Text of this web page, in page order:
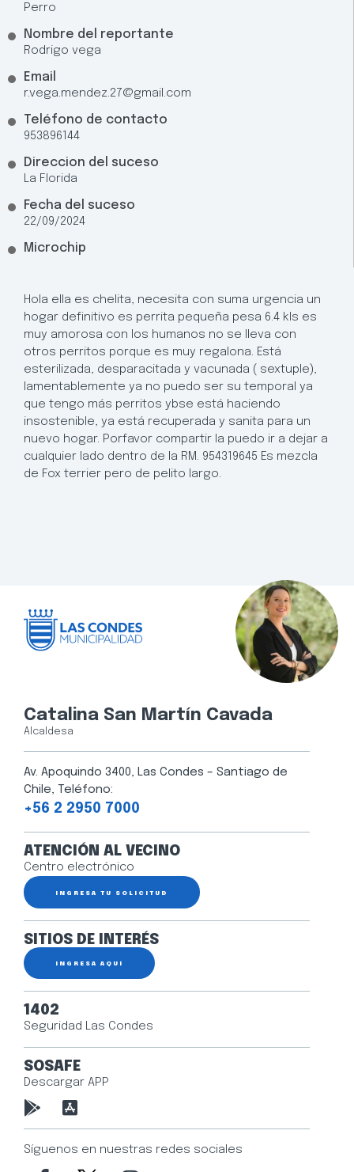
Perro
Nombre del reportante
Rodrigo vega
Email
r.vega.mendez.27@gmail.com
Teléfono de contacto
953896144
Direccion del suceso
La Florida
Fecha del suceso
22/09/2024
Microchip
Hola ella es chelita, necesita con suma urgencia un
hogar definitivo es perrita pequeña pesa 6.4 kls es
muy amorosa con los humanos no se lleva con
otros perritos porque es muy regalona. Está
esterilizada, desparacitada y vacunada ( sextuple),
lamentablemente ya no puedo ser su temporal ya
que tengo más perritos ybse está haciendo
insostenible, ya está recuperada y sanita para un
nuevo hogar. Porfavor compartir la puedo ir a dejar a
cualquier lado dentro de la RM. 954319645 Es mezcla
de Fox terrier pero de pelito largo.
Catalina San Martín Cavada
Alcaldesa
Av. Apoquindo 3400, Las Condes – Santiago de
Chile, Teléfono:
+56 2 2950 7000
ATENCIÓN AL VECINO
Centro electrónico
INGRESA TU SOLICITUD
SITIOS DE INTERÉS
INGRESA AQUÍ
1402
Seguridad Las Condes
SOSAFE
Descargar APP
Síguenos en nuestras redes sociales